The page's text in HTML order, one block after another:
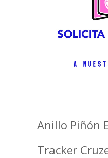
Anillo Piñón
Tracker